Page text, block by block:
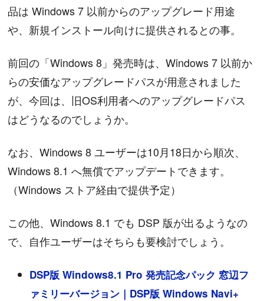
品は Windows 7 以前からのアップグレード用途
や、新規インストール向けに提供されるとの事。
前回の「Windows 8」発売時は、Windows 7 以前か
らの安価なアップグレードパスが用意されました
が、今回は、旧OS利用者へのアップグレードパス
はどうなるのでしょうか。
なお、Windows 8 ユーザーは10月18日から順次、
Windows 8.1 へ無償でアップデートできます。
（Windows ストア経由で提供予定）
この他、Windows 8.1 でも DSP 版が出るようなの
で、自作ユーザーはそちらも要検討でしょう。
DSP版 Windows8.1 Pro 発売記念パック 窓辺フ
ァミリーバージョン｜DSP版 Windows Navi+